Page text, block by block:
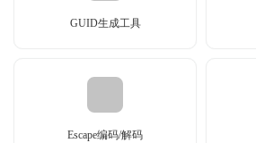
GUID生成工具
Escape编码/解码